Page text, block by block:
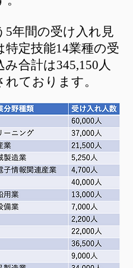
5年間の受け入れ見
特定技能14業種の受
み合計は345,150人
れております。